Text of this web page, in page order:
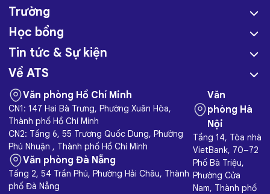
Trường
Học bổng
Tin tức & Sự kiện
Về ATS
Văn phòng Hồ Chí Minh
CN1: 147 Hai Bà Trưng, Phường Xuân Hòa,
Thành phố Hồ Chí Minh
CN2: Tầng 6, 55 Trương Quốc Dung, Phường
Phú Nhuận , Thành phố Hồ Chí Minh
Văn phòng Đà Nẵng
Tầng 2, 54 Trần Phú, Phường Hải Châu, Thành
phố Đà Nẵng
Văn
phòng Hà
Nội
Tầng 14, Tòa nhà
VietBank, 70–72
Phố Bà Triệu,
Phường Cửa
Nam, Thành phố